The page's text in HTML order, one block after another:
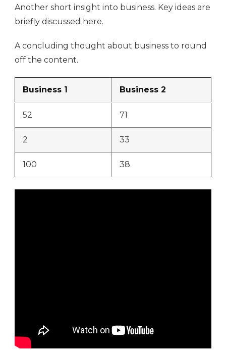
Another short insight into business. Key ideas are
briefly discussed here.
A concluding thought about business to round
off the content.
Business 1 Business 2
52 71
2 33
100 38